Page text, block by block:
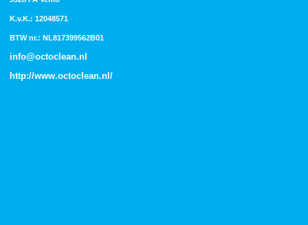
K.v.K.: 12048571
BTW nr.: NL817399562B01
info@octoclean.nl
http://www.octoclean.nl /